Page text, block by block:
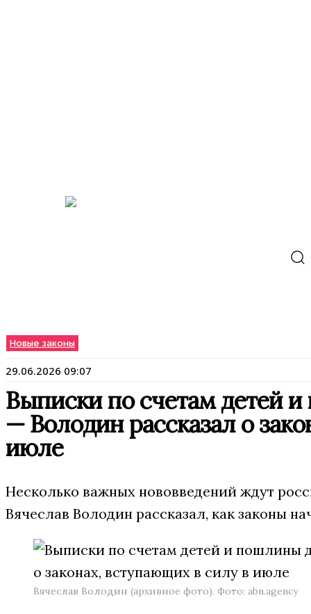
Новые законы
29.06.2026 09:07
Выписки по счетам детей
— Володин рассказал о
июле
Несколько важных нововведений ждут
Вячеслав Володин рассказал, как законы
Вячеслав Володин (архивное фото). Фото: abn.agency